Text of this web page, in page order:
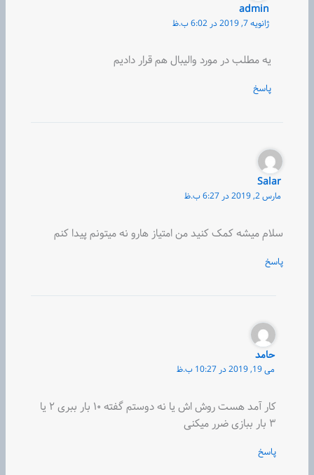
admin
ژانویه 7, 2019 در 6:02 ب.ظ
یه مطلب در مورد والیبال هم قرار دادیم
پاسخ
Salar
مارس 2, 2019 در 6:27 ب.ظ
سلام میشه کمک کنید من امتیاز هارو نه میتونم پیدا کنم
پاسخ
حامد
می 19, 2019 در 10:27 ب.ظ
کار آمد هست روش اش یا نه دوستم گفته ۱۰ بار ببری ۲ یا
۳ بار ببازی ضرر میکنی
پاسخ